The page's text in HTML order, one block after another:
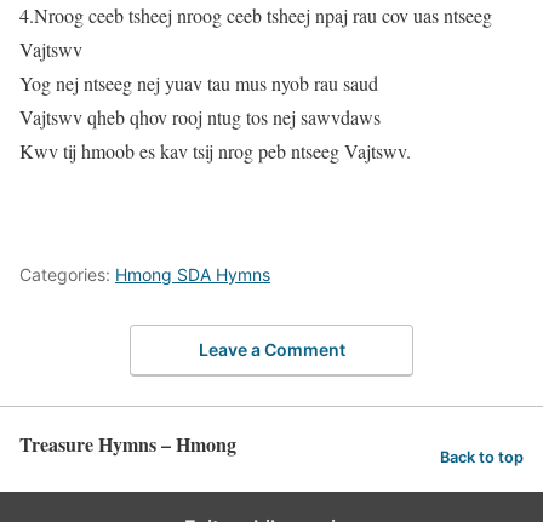
4.Nroog ceeb tsheej nroog ceeb tsheej npaj rau cov uas ntseeg
Vajtswv
Yog nej ntseeg nej yuav tau mus nyob rau saud
Vajtswv qheb qhov rooj ntug tos nej sawvdaws
Kwv tij hmoob es kav tsij nrog peb ntseeg Vajtswv.
Categories: Hmong SDA Hymns
Leave a Comment
Treasure Hymns – Hmong Back to top